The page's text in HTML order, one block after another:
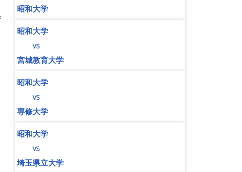
昭和大学
昭和大学
vs
宮城教育大学
昭和大学
vs
専修大学
昭和大学
vs
埼玉県立大学